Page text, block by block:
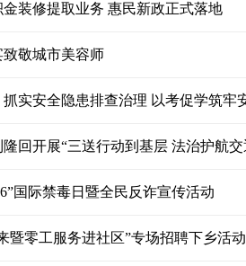
装修提取业务 惠民新政正式落地
敬城市美容师
实安全隐患排查治理 以考促学筑牢
回开展“三送行动到基层 法治护航
国际禁毒日暨全民反诈宣传活动
暨零工服务进社区”专场招聘下乡活动